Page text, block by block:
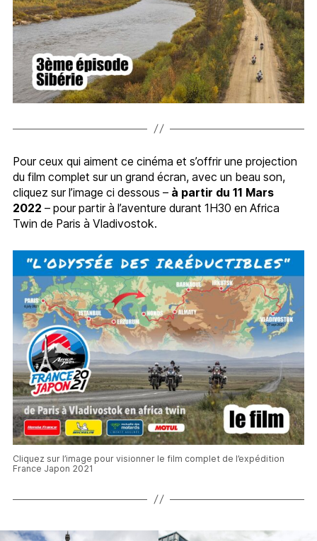
Pour ceux qui aiment ce cinéma et s’offrir une projection
du film complet sur un grand écran, avec un beau son,
cliquez sur l’image ci dessous –à partir du 11 Mars
2022 – pour partir à l’aventure durant 1H30 en Africa
Twin de Paris à Vladivostok.
Cliquez sur l’image pour visionner le film complet de l’expédition
France Japon 2021